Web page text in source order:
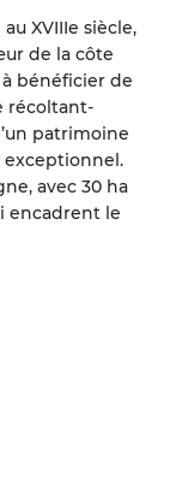
XVIIIe siècle,
de la côte
bénéficier de
récoltant-
patrimoine
avec 30 ha
encadrent le